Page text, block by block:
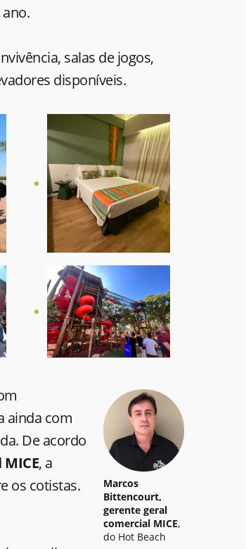
salas de jogos,
disponíveis.
Marcos
Bittencourt,
gerente geral
comercial MICE,
do Hot Beach
ainda com
De acordo
, a
os cotistas.